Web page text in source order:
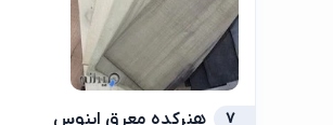
7 هنرکده معرق ابنوس